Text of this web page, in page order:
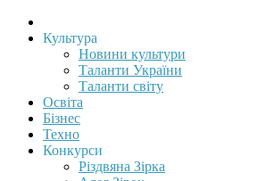
Культура
Новини культури
Таланти України
Таланти світу
Освіта
Бізнес
Техно
Конкурси
Різдвяна Зірка